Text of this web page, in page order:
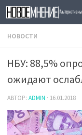
Skip to content
НОВОСТИ
НБУ: 88,5%
ожидают
АВТОР: ADMIN · 16.01.2018